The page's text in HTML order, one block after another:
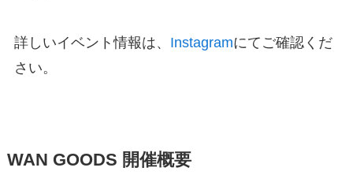
詳しいイベント情報は、 Instagramにてご確認くだ
さい。
WAN GOODS 開催概要